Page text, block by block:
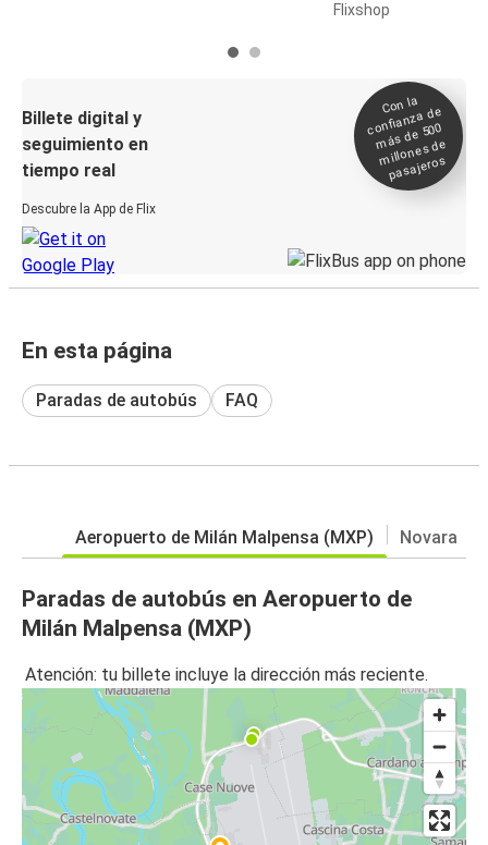
Flixshop
Billete digital y
seguimiento en
tiempo real
Descubre la App de Flix
Con la
confianza de
más de 500
millones de
pasajeros
En esta página
Paradas de autobús FAQ
Aeropuerto de Milán Malpensa (MXP) Novara
Paradas de autobús en Aeropuerto de
Milán Malpensa (MXP)
Atención: tu billete incluye la dirección más reciente.